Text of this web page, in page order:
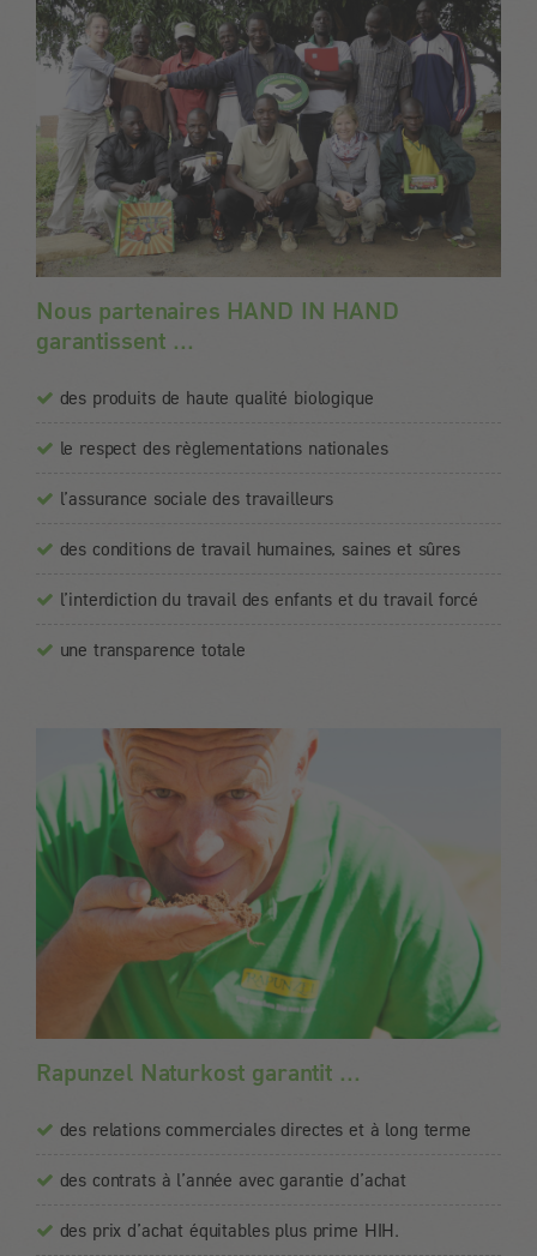
Nous partenaires HAND IN HAND
garantissent ...
des produits de haute qualité biologique
le respect des règlementations nationales
l’assurance sociale des travailleurs
des conditions de travail humaines, saines et sûres
l’interdiction du travail des enfants et du travail forcé
une transparence totale
Rapunzel Naturkost garantit ...
des relations commerciales directes et à long terme
des contrats à l’année avec garantie d’achat
des prix d’achat équitables plus prime HIH.